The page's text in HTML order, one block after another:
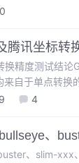
腾讯坐标转
换精度测试结
于单点转换的
个作为基准，
4
、
、slim-